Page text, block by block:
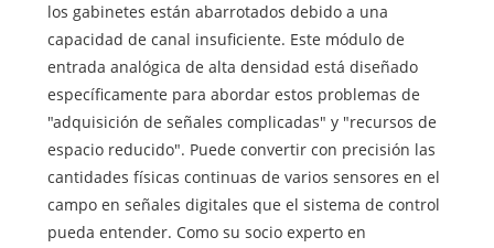
los gabinetes están abarrotados debido a una
capacidad de canal insuficiente. Este módulo de
entrada analógica de alta densidad está diseñado
específicamente para abordar estos problemas de
"adquisición de señales complicadas" y "recursos de
espacio reducido". Puede convertir con precisión las
cantidades físicas continuas de varios sensores en el
campo en señales digitales que el sistema de control
pueda entender. Como su socio experto en